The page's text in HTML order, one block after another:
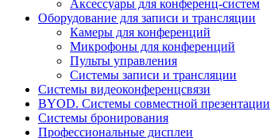
Аксессуары для конференц-систем
Оборудование для записи и трансляции
Камеры для конференций
Микрофоны для конференций
Пульты управления
Системы записи и трансляции
Системы видеоконференцсвязи
BYOD. Системы совместной презентации
Системы бронирования
Профессиональные дисплеи